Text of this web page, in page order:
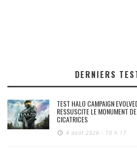
DERNIERS
TEST HALO CAMPAIGN
RESSUSCITE LE MONUMENT
CICATRICES
4 août 2026 - 10 h 17